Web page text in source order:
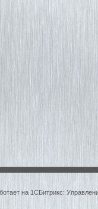
на 1СБитрикс: